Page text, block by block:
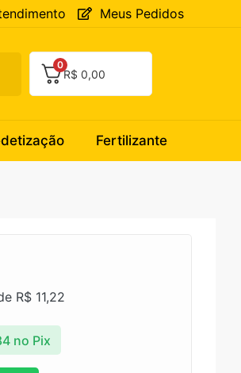
Meus Pedidos
0
R$ 0,00
Fertilizante
R$11,22
no Pix